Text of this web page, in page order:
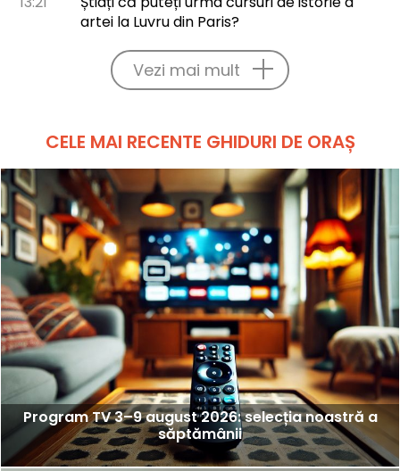
artei la Luvru din Paris?
Vezi mai mult
CELE MAI RECENTE GHIDURI DE ORAȘ
Program TV 3–9 august 2026: selecția noastră a
săptămânii